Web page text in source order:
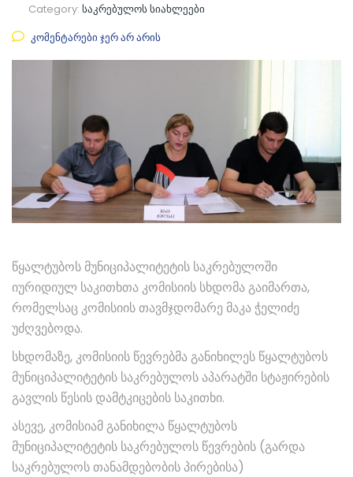
Category: საკრებულოს სიახლეები
კომენტარები ჯერ არ არის
წყალტუბოს მუნიციპალიტეტის საკრებულოში
იურიდიულ საკითხთა კომისიის სხდომა გაიმართა,
რომელსაც კომისიის თავმჯდომარე მაკა ჭელიძე
უძღვებოდა.
სხდომაზე, კომისიის წევრებმა განიხილეს წყალტუბოს
მუნიციპალიტეტის საკრებულოს აპარატში სტაჟირების
გავლის წესის დამტკიცების საკითხი.
ასევე, კომისიამ განიხილა წყალტუბოს
მუნიციპალიტეტის საკრებულოს წევრების (გარდა
საკრებულოს თანამდებობის პირებისა)